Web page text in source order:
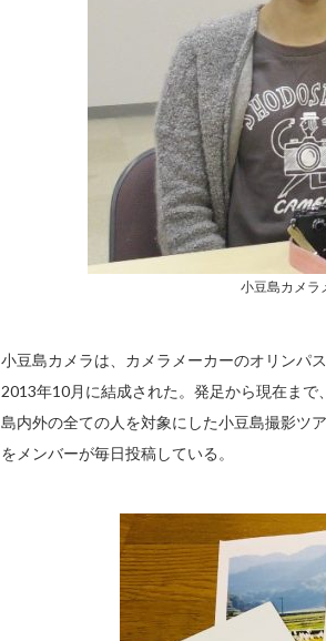
小豆島カメラ
小豆島カメラは、カメラメーカーのオリンパ
2013年10月に結成された。発足から現在まで
島内外の全ての人を対象にした小豆島撮影ツ
をメンバーが毎日投稿している。